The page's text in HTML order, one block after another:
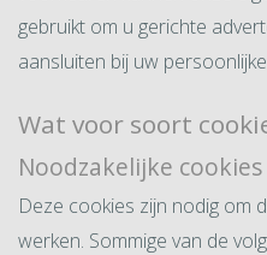
gebruikt om u gerichte
aansluiten bij uw
Wat voor soort
Noodzakelijke cookies
Deze cookies zijn nodig om
werken. Sommige van de